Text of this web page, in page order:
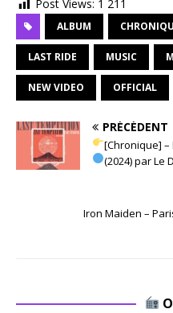
Post Views: 1 211
ALBUM
LAST RIDE MUSIC
NEW VIDEO OFFICIAL
PRÉCÉDENT
[Chronique] –
(2024) par Le
Iron Maiden –